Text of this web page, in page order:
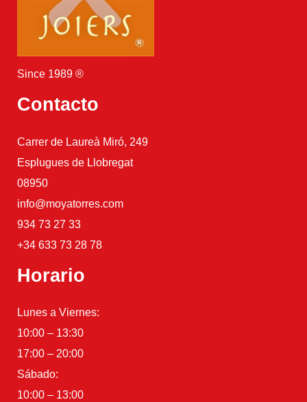
Since 1989 ®
Contacto
Carrer de Laureà Miró, 249
Esplugues de Llobregat
08950
info@moyatorres.com
934 73 27 33
+34 633 73 28 78
Horario
Lunes a Viernes:
10:00 – 13:30
17:00 – 20:00
Sábado:
10:00 – 13:00